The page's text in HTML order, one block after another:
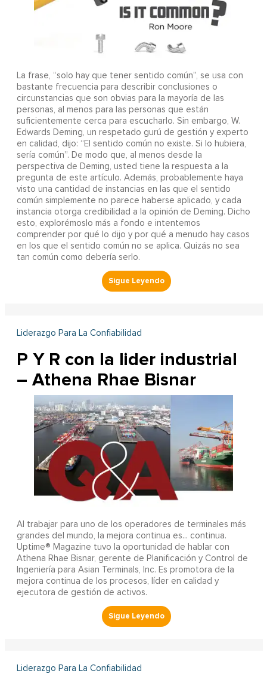
La frase, “solo hay que tener sentido común”, se usa con
bastante frecuencia para describir conclusiones o
circunstancias que son obvias para la mayoría de las
personas, al menos para las personas que están
suficientemente cerca para escucharlo. Sin embargo, W.
Edwards Deming, un respetado gurú de gestión y experto
en calidad, dijo: “El sentido común no existe. Si lo hubiera,
sería común”. De modo que, al menos desde la
perspectiva de Deming, usted tiene la respuesta a la
pregunta de este artículo. Además, probablemente haya
visto una cantidad de instancias en las que el sentido
común simplemente no parece haberse aplicado, y cada
instancia otorga credibilidad a la opinión de Deming. Dicho
esto, explorémoslo más a fondo e intentemos
comprender por qué lo dijo y por qué a menudo hay casos
en los que el sentido común no se aplica. Quizás no sea
tan común como debería serlo.
Liderazgo Para La Confiabilidad
P Y R con la lider industrial
– Athena Rhae Bisnar
Al trabajar para uno de los operadores de terminales más
grandes del mundo, la mejora continua es... continua.
Uptime® Magazine tuvo la oportunidad de hablar con
Athena Rhae Bisnar, gerente de Planificación y Control de
Ingeniería para Asian Terminals, Inc. Es promotora de la
mejora continua de los procesos, líder en calidad y
ejecutora de gestión de activos.
Liderazgo Para La Confiabilidad